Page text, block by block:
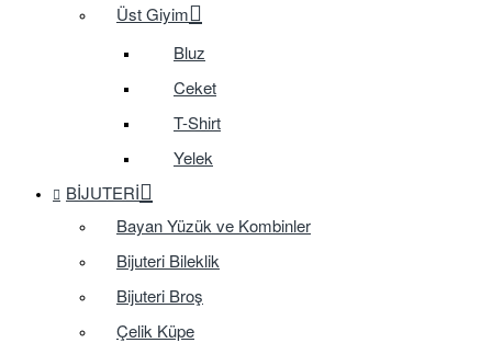
Üst Giyim
Bluz
Ceket
T-Shirt
Yelek
BIJUTERI
Bayan Yüzük ve Kombinler
Bijuteri Bileklik
Bijuteri Broş
Çelik Küpe